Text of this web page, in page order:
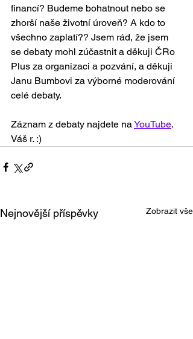
financí? Budeme bohatnout nebo se
zhorší naše životní úroveň? A kdo to
všechno zaplatí?? Jsem rád, že jsem
se debaty mohl zúčastnit a děkuji ČRo
Plus za organizaci a pozvání, a děkuji
Janu Bumbovi za výborné moderování
celé debaty.
Záznam z debaty najdete na YouTube.
Váš r. :)
Nejnovější příspěvky Zobrazit vše